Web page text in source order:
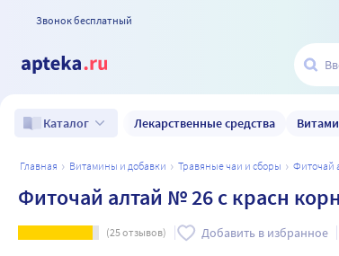
Звонок бесплатный
Каталог Лекарственные средства
главная витамины и добавки травяные чаи и сборы фиточай
Фиточай алтай № 26 с красн
(25отзывов) Добавить в избранное